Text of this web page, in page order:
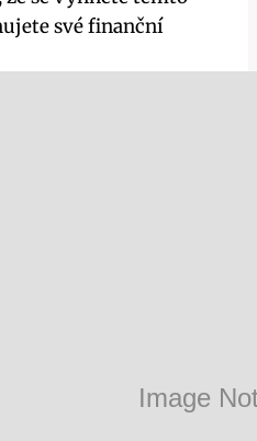
své finanční